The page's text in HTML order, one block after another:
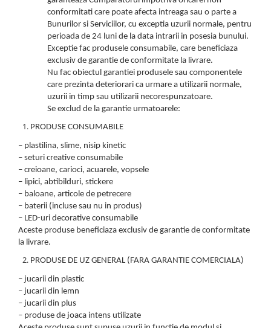
Seturi de constructie
Jucarii vorbarete
Jucarii tip STEM
Jucarii instrumente muzicale
Jucarii fete
Jucarii baieti
Accesorii copii
Busy Board
Figurine cu eroi si personaje
Jocuri de societate
Jocuri si Jucarii in Limba Romana
Micul explorator
Nisip kinetic
Pictura, modelaj si accesorii
Copii 4 ani+
Copii 5 ani+
Copii 6 ani+
Copii 4 ani+
Copii 5 ani+
Copii 6 ani+
Lenjerii de pat copii si bebe
Mobilier pentru copii
Patuturi copii
Jucarii de plus mici
Jucarii de plus medii
Jucarii de plus mari
conformitati care poate afecta intreaga sau o parte a
Bunurilor si Serviciilor, cu exceptia uzurii normale, pentru
perioada de 24 luni de la data intrarii in posesia bunului.
Exceptie fac produsele consumabile, care beneficiaza
exclusiv de garantie de conformitate la livrare.
Nu fac obiectul garantiei produsele sau componentele
care prezinta deteriorari ca urmare a utilizarii normale,
uzurii in timp sau utilizarii necorespunzatoare.
Se exclud de la garantie urmatoarele:
PRODUSE CONSUMABILE
– plastilina, slime, nisip kinetic
– seturi creative consumabile
– creioane, carioci, acuarele, vopsele
– lipici, abtibilduri, stickere
– baloane, articole de petrecere
– baterii (incluse sau nu in produs)
– LED-uri decorative consumabile
Aceste produse beneficiaza exclusiv de garantie de conformitate
la livrare.
PRODUSE DE UZ GENERAL (FARA GARANTIE COMERCIALA)
– jucarii din plastic
– jucarii din lemn
– jucarii din plus
– produse de joaca intens utilizate